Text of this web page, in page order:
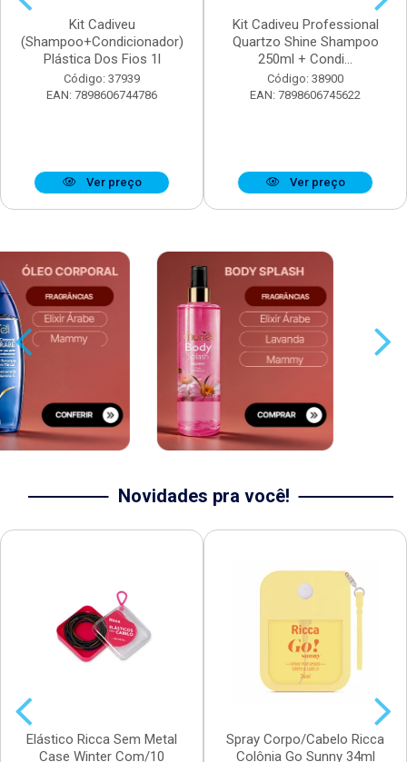
Kit Cadiveu
(Shampoo+Condicionador)
Plástica Dos Fios 1l
Código: 37939
EAN: 7898606744786
Ver preço
Kit Cadiveu Professional
Quartzo Shine Shampoo
250ml + Condi...
Código: 38900
EAN: 7898606745622
Ver preço
Novidades pra você!
Elástico Ricca Sem Metal
Case Winter Com/10
Spray Corpo/Cabelo Ricca
Colônia Go Sunny 34ml